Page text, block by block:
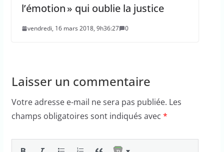
l’émotion » qui oublie la justice
vendredi, 16 mars 2018, 9h36:27 0
Laisser un commentaire
Votre adresse e-mail ne sera pas publiée. Les
champs obligatoires sont indiqués avec *